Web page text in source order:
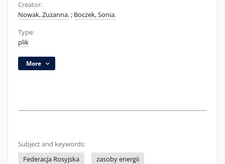
Creator:
Nowak, Zuzanna.; Boczek, Sonia.
Type:
plik
More
Subject and keywords:
Federacja Rosyjska
zasoby energii